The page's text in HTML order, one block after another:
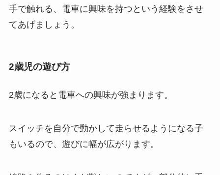
手で触れる、電車に興味を持つという経験をさせ
てあげましょう。
2歳児の遊び方
2歳になると電車への興味が強まります。
スイッチを自分で動かして走らせるようになる子
もいるので、遊びに幅が広がります。